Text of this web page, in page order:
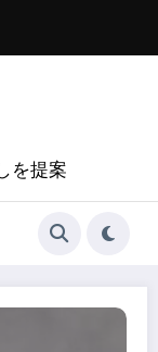
を提案